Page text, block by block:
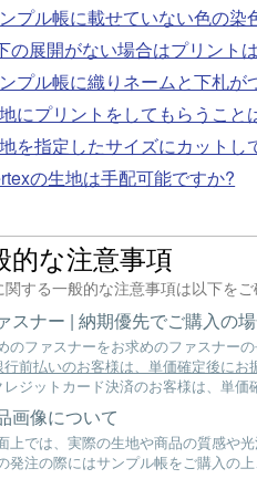
プル帳に載せていない色の染
の展開がない場合はプリント
プル帳に織りネームと下札が
にプリントをしてもらうこと
を指定したサイズにカットし
の生地は手配可能ですか?
的な注意事項
関する一般的な注意事項は以下を
スナー | 納期優先でご購入の
のファスナーをお求めのファスナー
前払いのお客様は、単価確定後にお
ジットカード決済のお客様は、単価
画像について
上では、実際の生地や商品の質感や
発注の際にはサンプル帳をご購入の